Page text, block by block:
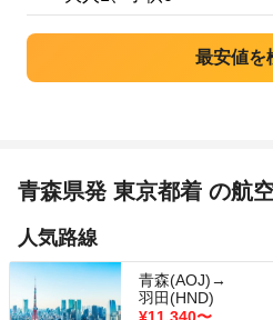
青森県発 東京都着 の航
人気路線
青森(AOJ)→
羽田(HND)